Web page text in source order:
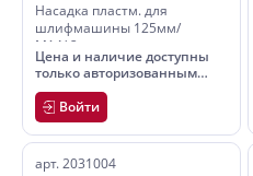
Насадка пластм. для
шлифмашины 125мм/
М14*2 с липуч
Цена и наличие доступны
только авторизованным
пользователям
Войти
арт. 2031004